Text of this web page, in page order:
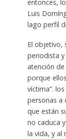
entonces,
Luis
lago perfil
El objetivo,
periodista
atención
porque
víctima”.
personas a
que están
no caduca
la vida, y al